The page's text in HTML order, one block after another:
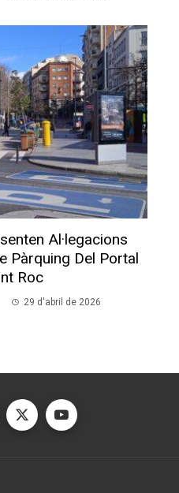
Al·legacions
Pàrquing Del Portal
Roc
29 d'abril de 2026